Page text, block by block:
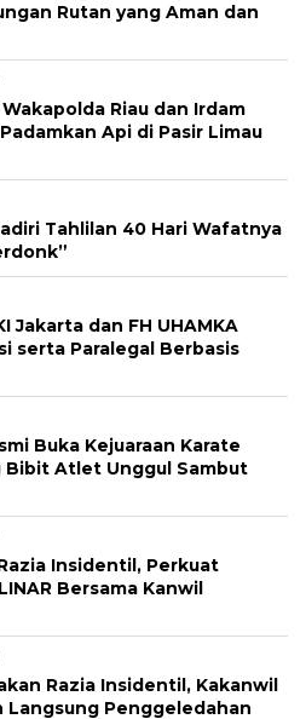
Rutan yang Aman dan
Riau dan Irdam
Api di Pasir Limau
Tahlilan 40 Hari Wafatnya
Jakarta dan FH UHAMKA
serta Paralegal Berbasis
Buka Kejuaraan Karate
Bibit Atlet Unggul Sambut
Insidentil, Perkuat
Bersama Kanwil
Razia Insidentil, Kakanwil
Langsung Penggeledahan